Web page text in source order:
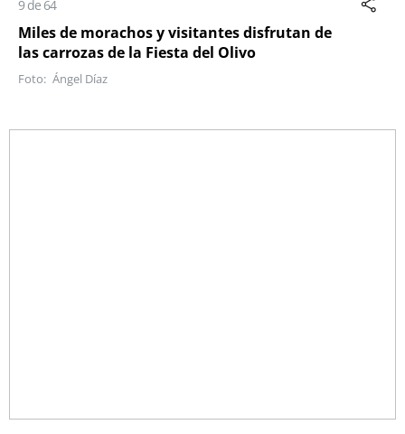
9 de 64
Miles de morachos y visitantes disfrutan de
las carrozas de la Fiesta del Olivo
Ángel Díaz